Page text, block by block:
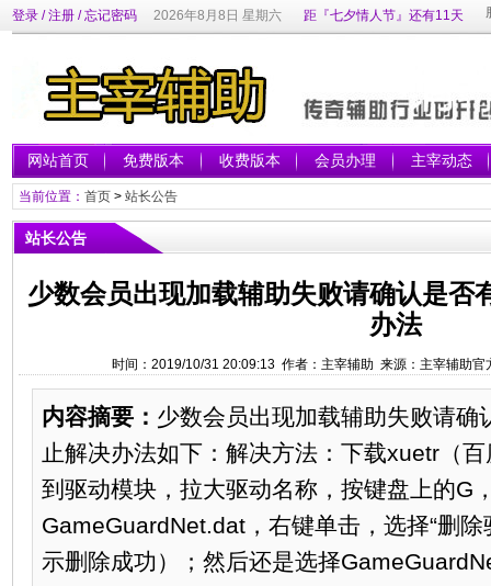
登录/注册/忘记密码 2026年8月8日 星期六 距『七夕情人节』还有11天
网站首页 免费版本 收费版本 会员办理 主宰动态
当前位置： 首页> 站长公告
站长公告
少数会员出现加载辅助失败请确认是否
办法
时间：2019/10/31 20:09:13 作者：主宰辅助 来源：主宰辅助官
内容摘要： 少数会员出现加载辅助失败请确
止解决办法如下：解决方法：下载xuetr（
到驱动模块，拉大驱动名称，按键盘上的G
GameGuardNet.dat，右键单击，选择“删
示删除成功）；然后还是选择